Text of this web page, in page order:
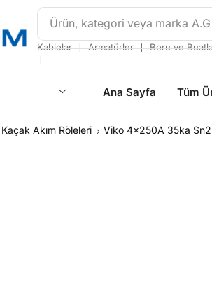
Ürün, kategori veya marka
Kablolar ❘ Armatürler ❘ Boru ve
❘
Ana Sayfa Tüm
Kaçak Akım Röleleri Viko 4x250A 35ka Sn2